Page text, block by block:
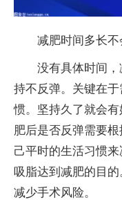
减肥时间多长
没有具体时间
持不反弹。关键在
惯。坚持久了就会
肥后是否反弹需要
己平时的生活习惯
吸脂达到减肥的目
减少手术风险。